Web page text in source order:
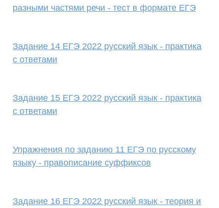
разными частями речи - тест в формате ЕГЭ
Задание 14 ЕГЭ 2022 русский язык - практика
с ответами
Задание 15 ЕГЭ 2022 русский язык - практика
с ответами
Упражнения по заданию 11 ЕГЭ по русскому
языку - правописание суффиксов
Задание 16 ЕГЭ 2022 русский язык - теория и